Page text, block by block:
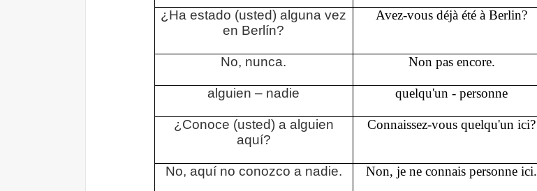
Avez-vous déjà été à Berlin?
¿Ha estado (usted) alguna vez
en Berlín?
Non pas encore.
No, nunca.
quelqu'un - personne
alguien – nadie
Connaissez-vous quelqu'un ici?
¿Conoce (usted) a alguien
aquí?
Non, je ne connais personne ici.
No, aquí no conozco a nadie.